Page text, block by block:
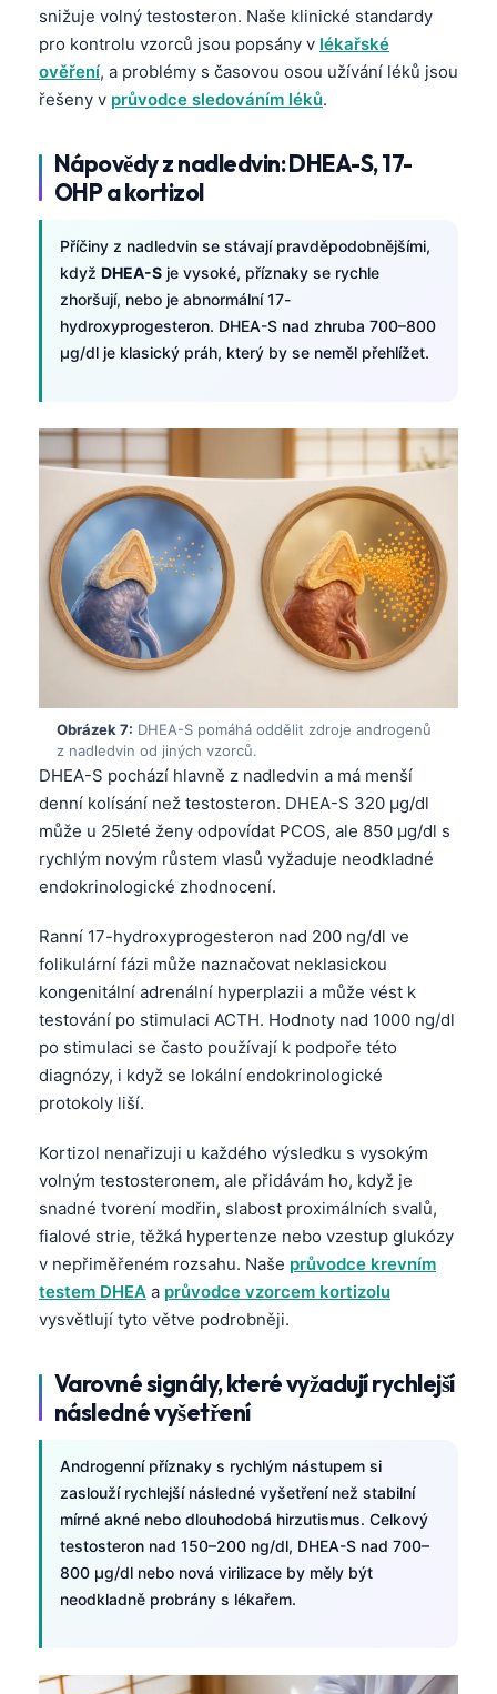
snižuje volný testosteron. Naše klinické standardy
pro kontrolu vzorců jsou popsány v lékařské
ověření, a problémy s časovou osou užívání léků jsou
řešeny v průvodce sledováním léků.
Nápovědy z nadledvin: DHEA-S, 17-
OHP a kortizol
Příčiny z nadledvin se stávají pravděpodobnějšími,
když DHEA-S je vysoké, příznaky se rychle
zhoršují, nebo je abnormální 17-
hydroxyprogesteron. DHEA-S nad zhruba 700–800
µg/dl je klasický práh, který by se neměl přehlížet.
Obrázek 7: DHEA-S pomáhá oddělit zdroje androgenů
z nadledvin od jiných vzorců.
DHEA-S pochází hlavně z nadledvin a má menší
denní kolísání než testosteron. DHEA-S 320 µg/dl
může u 25leté ženy odpovídat PCOS, ale 850 µg/dl s
rychlým novým růstem vlasů vyžaduje neodkladné
endokrinologické zhodnocení.
Ranní 17-hydroxyprogesteron nad 200 ng/dl ve
folikulární fázi může naznačovat neklasickou
kongenitální adrenální hyperplazii a může vést k
testování po stimulaci ACTH. Hodnoty nad 1000 ng/dl
po stimulaci se často používají k podpoře této
diagnózy, i když se lokální endokrinologické
protokoly liší.
Kortizol nenařizuji u každého výsledku s vysokým
volným testosteronem, ale přidávám ho, když je
snadné tvorení modřin, slabost proximálních svalů,
fialové strie, těžká hypertenze nebo vzestup glukózy
v nepřiměřeném rozsahu. Naše průvodce krevním
testem DHEA a průvodce vzorcem kortizolu
vysvětlují tyto větve podrobněji.
Varovné signály, které vyžadují rychlejší
následné vyšetření
Androgenní příznaky s rychlým nástupem si
zaslouží rychlejší následné vyšetření než stabilní
mírné akné nebo dlouhodobá hirzutismus. Celkový
testosteron nad 150–200 ng/dl, DHEA-S nad 700–
800 µg/dl nebo nová virilizace by měly být
neodkladně probrány s lékařem.
Shqip
اردو
తెలుగు
தமிழ்
ಕನ್ನಡ
മലയാളം
Tiếng Việt
Tagalog
ไทย
ភាសាខ្មែរ
አማርኛ
Українська
O‘zbekcha
Català
Қазақ тілі
Hrvatski
Slovenčina
كوردی‎
پښتو
سنڌي
অসমীয়া
Galego
Latviešu valoda
Македонски јазик
Euskara
Gàidhlig
Occitan
Afrikaans
ພາສາລາວ
Basa Jawa
Cebuano
ئۇيغۇرچە
Татар теле
Беларуская мова
Esperanto